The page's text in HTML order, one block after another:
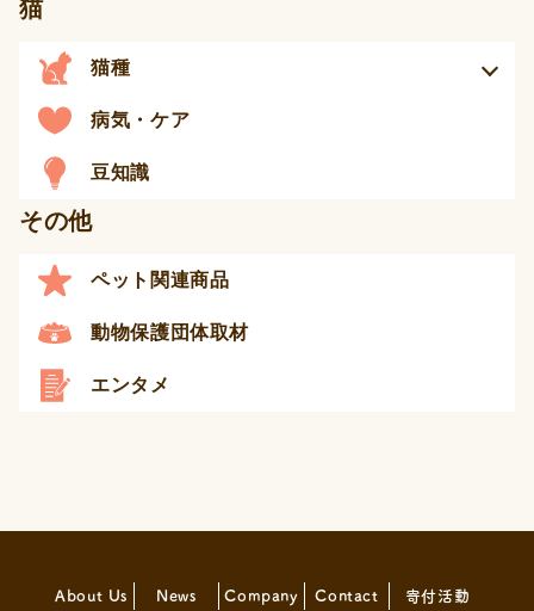
猫
猫種
病気・ケア
豆知識
その他
ペット関連商品
動物保護団体取材
エンタメ
About Us News Company Contact 寄付活動